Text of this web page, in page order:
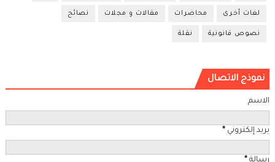
لغات أخرى محاضرات مقالات و مجلات نصائح
نصوص قانونية نقلة
نموذج الاتصال
الاسم
بريد إلكتروني *
رسالة *